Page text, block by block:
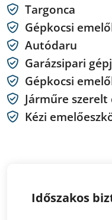
Targonca
Gépkocsi
Autódaru
Garázsipari
Gépkocsi
Járműre szerelt
Kézi
Időszakos